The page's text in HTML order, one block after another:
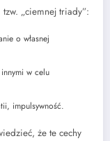
„ciemnej triady”:
o własnej
w celu
impulsywność.
że te cechy